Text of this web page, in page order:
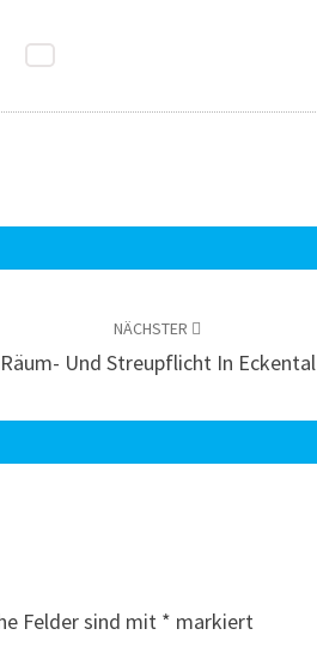
NÄCHSTER
Räum- Und Streupflicht In Eckental
Felder sind mit * markiert